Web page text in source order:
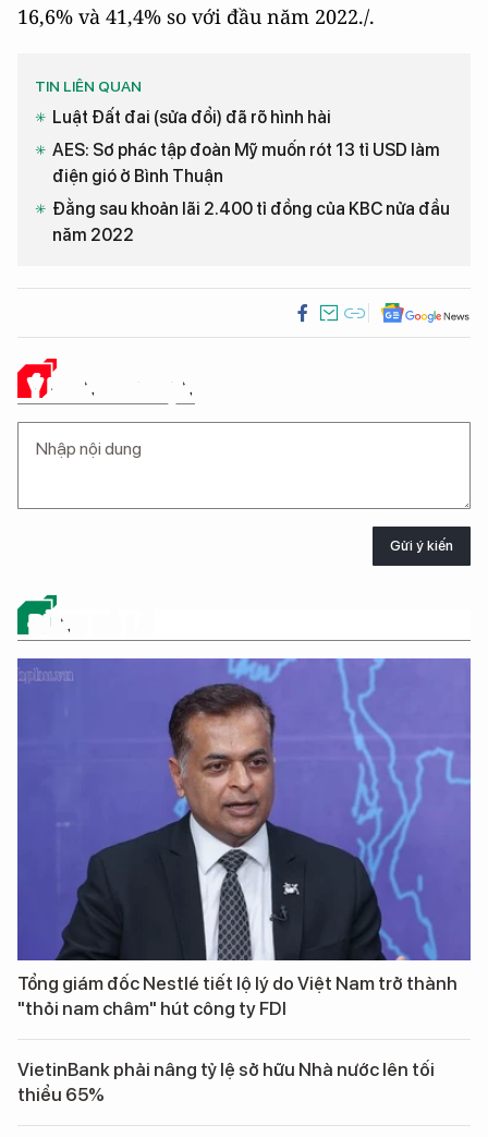
16,6% và 41,4% so với đầu năm 2022./.
TIN LIÊN QUAN
Luật Đất đai (sửa đổi) đã rõ hình hài
AES: Sơ phác tập đoàn Mỹ muốn rót 13 tỉ USD làm
điện gió ở Bình Thuận
Đằng sau khoản lãi 2.400 tỉ đồng của KBC nửa đầu
năm 2022
Ý KIẾN CỦA BẠN
Gửi ý kiến
ĐỪNG BỎ LỠ
Tổng giám đốc Nestlé tiết lộ lý do Việt Nam trở thành
"thỏi nam châm" hút công ty FDI
VietinBank phải nâng tỷ lệ sở hữu Nhà nước lên tối
thiểu 65%